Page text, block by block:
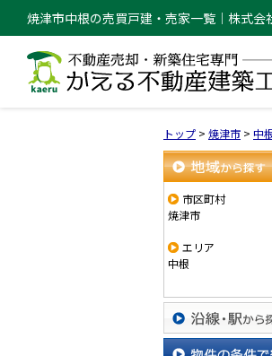
焼津市中根の売買戸建・売家一覧｜株式会
トップ > 焼津市 > 中
地域から探す
市区町村
焼津市
エリア
中根
沿線・駅から探